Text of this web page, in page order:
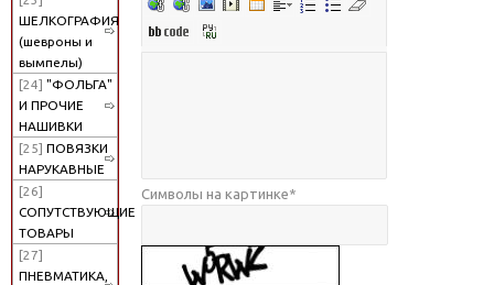
ШЕЛКОГРАФИЯ
(шевроны и
вымпелы)
[24] "ФОЛЬГА"
И ПРОЧИЕ
НАШИВКИ
[25] ПОВЯЗКИ
НАРУКАВНЫЕ
[26]
СОПУТСТВУЮЩИЕ
ТОВАРЫ
[27]
ПНЕВМАТИКА,
Символы на картинке*